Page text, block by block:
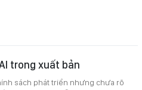
trong xuất bản
sách phát triển nhưng chưa rõ